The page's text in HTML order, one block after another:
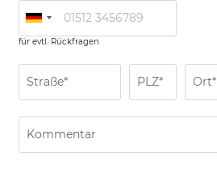
für evtl. Rückfragen
Straße* PLZ* Ort*
Kommentar